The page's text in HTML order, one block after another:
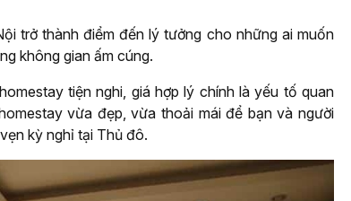
trở thành điểm đến lý tưởng cho những ai muốn
không gian ấm cúng.
tiện nghi, giá hợp lý chính là yếu tố quan
vừa đẹp, vừa thoải mái để bạn và người
kỳ nghỉ tại Thủ đô.